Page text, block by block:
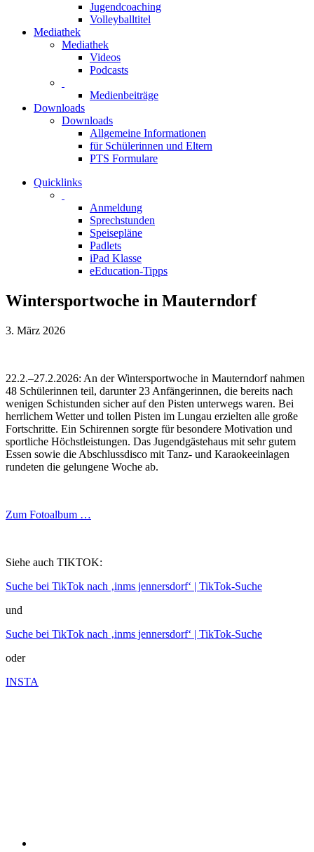
Jugendcoaching
Volleyballtitel
Mediathek
Mediathek
Videos
Podcasts
Medienbeiträge
Downloads
Downloads
Allgemeine Informationen
für Schülerinnen und Eltern
PTS Formulare
Quicklinks
Anmeldung
Sprechstunden
Speisepläne
Padlets
iPad Klasse
eEducation-Tipps
Wintersportwoche in Mauterndorf
3. März 2026
22.2.–27.2.2026: An der Wintersportwoche in Mauterndorf nahmen
48 Schülerinnen teil, darunter 23 Anfängerinnen, die bereits nach
wenigen Schistunden sicher auf den Pisten unterwegs waren. Bei
herrlichem Wetter und tollen Pisten im Lungau erzielten alle große
Fortschritte. Ein Schirennen sorgte für besondere Motivation und
sportliche Höchstleistungen. Das Jugendgästehaus mit sehr gutem
Essen sowie die Abschlussdisco mit Tanz- und Karaokeeinlagen
rundeten die gelungene Woche ab.
Zum Fotoalbum …
Siehe auch TIKTOK:
Suche bei TikTok nach ‚inms jennersdorf‘ | TikTok-Suche
und
Suche bei TikTok nach ‚inms jennersdorf‘ | TikTok-Suche
oder
INSTA